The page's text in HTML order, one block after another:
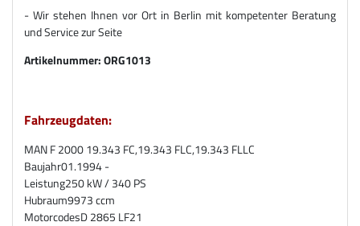
- Wir stehen Ihnen vor Ort in Berlin mit kompetenter Beratung
und Service zur Seite
Artikelnummer:ORG1013
Fahrzeugdaten:
MAN F 2000 19.343 FC,19.343 FLC,19.343 FLLC
Baujahr01.1994 -
Leistung250 kW / 340 PS
Hubraum9973 ccm
MotorcodesD 2865 LF21